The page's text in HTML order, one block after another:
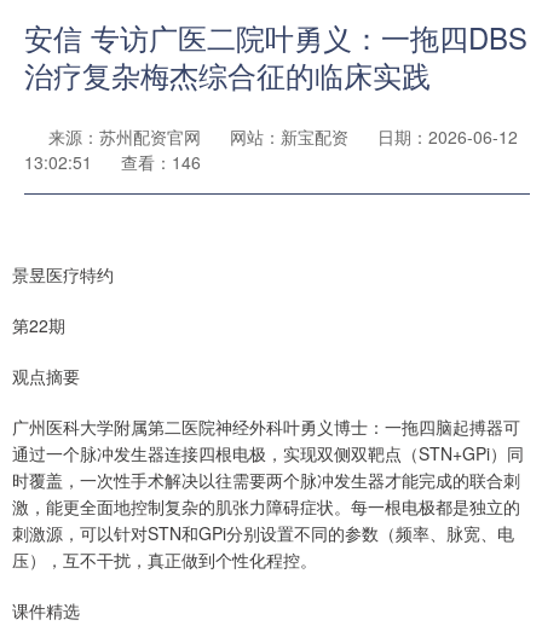
安信 专访广医二院叶勇义：一拖四DBS
治疗复杂梅杰综合征的临床实践
来源：苏州配资官网 网站：新宝配资
日期：2026-06-12
13:02:51
查看：146
景昱医疗特约
第22期
观点摘要
广州医科大学附属第二医院神经外科叶勇义博士：一拖四脑起搏器可
通过一个脉冲发生器连接四根电极，实现双侧双靶点（STN+GPi）同
时覆盖，一次性手术解决以往需要两个脉冲发生器才能完成的联合刺
激，能更全面地控制复杂的肌张力障碍症状。每一根电极都是独立的
刺激源，可以针对STN和GPi分别设置不同的参数（频率、脉宽、电
压），互不干扰，真正做到个性化程控。
课件精选